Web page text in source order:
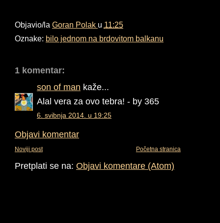
Objavio/la Goran Polak u 11:25
Oznake: bilo jednom na brdovitom balkanu
1 komentar:
son of man kaže...
Alal vera za ovo tebra! - by 365
6. svibnja 2014. u 19:25
Objavi komentar
Noviji post Početna stranica
Pretplati se na: Objavi komentare (Atom)